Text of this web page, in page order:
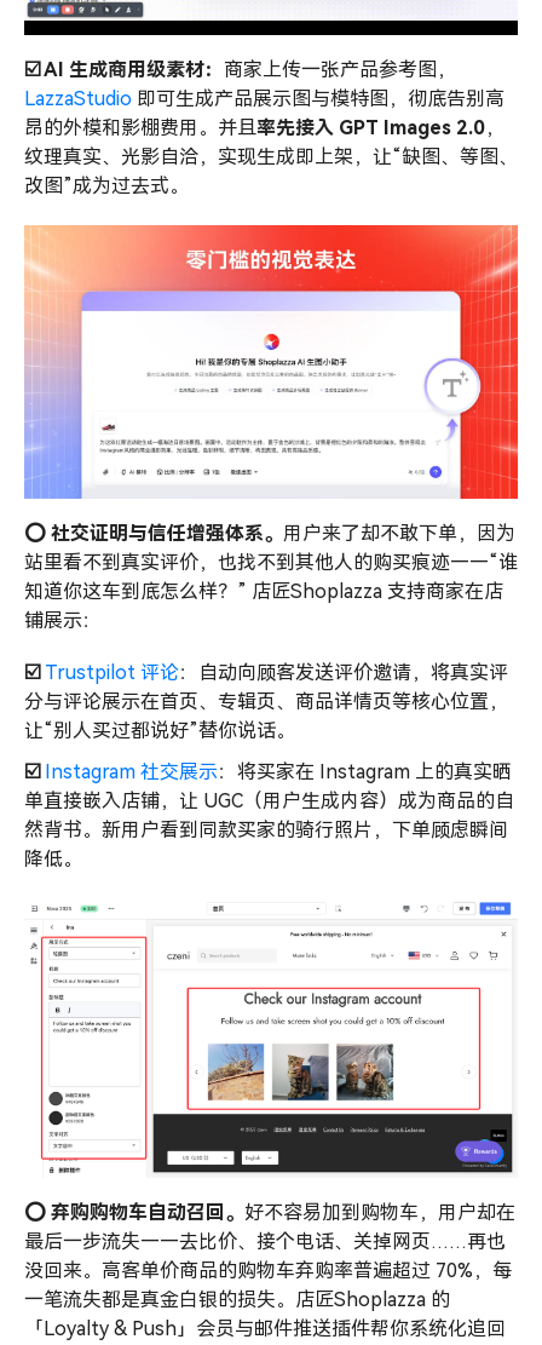
☑️AI 生成商用级素材： 商家上传一张产品参考图，
LazzaStudio 即可生成产品展示图与模特图，彻底告别高
昂的外模和影棚费用。并且 率先接入 GPT Images 2.0，
纹理真实、光影自洽，实现生成即上架，让“缺图、等图、
改图”成为过去式。
⭕️ 社交证明与信任增强体系。 用户来了却不敢下单，因为
站里看不到真实评价，也找不到其他人的购买痕迹——“谁
知道你这车到底怎么样？” 店匠Shoplazza 支持商家在店
铺展示：
☑️ Trustpilot 评论：自动向顾客发送评价邀请，将真实评
分与评论展示在首页、专辑页、商品详情页等核心位置，
让“别人买过都说好”替你说话。
☑️ Instagram 社交展示：将买家在 Instagram 上的真实晒
单直接嵌入店铺，让 UGC（用户生成内容）成为商品的自
然背书。新用户看到同款买家的骑行照片，下单顾虑瞬间
降低。
⭕️ 弃购购物车自动召回。 好不容易加到购物车，用户却在
最后一步流失——去比价、接个电话、关掉网页……再也
没回来。高客单价商品的购物车弃购率普遍超过 70%，每
一笔流失都是真金白银的损失。店匠Shoplazza 的
「Loyalty & Push」会员与邮件推送插件帮你系统化追回